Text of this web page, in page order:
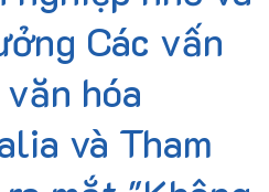
Các vấn
hóa
và Tham